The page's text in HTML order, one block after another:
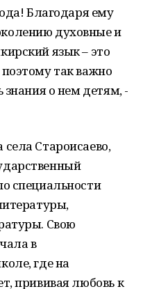
Благодаря ему
духовные и
язык – это
так важно
знания о нем детям, -
Староисаево,
специальности
Свою
в
где на
прививая любовь к